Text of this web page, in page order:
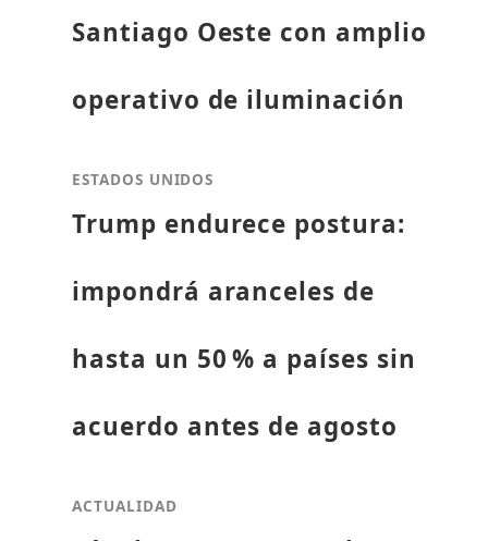
Santiago Oeste con amplio
operativo de iluminación
ESTADOS UNIDOS
Trump endurece postura:
impondrá aranceles de
hasta un 50 % a países sin
acuerdo antes de agosto
ACTUALIDAD